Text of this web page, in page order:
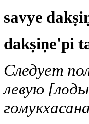
savye
dakṣiṇe'pi
Следует
левую